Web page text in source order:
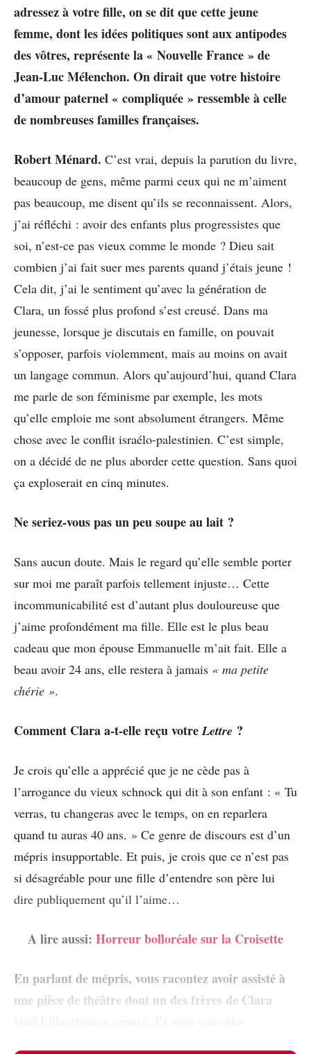
adressez à votre fille, on se dit que cette jeune
femme, dont les idées politiques sont aux antipodes
des vôtres, représente la « Nouvelle France » de
Jean-Luc Mélenchon. On dirait que votre histoire
d’amour paternel « compliquée » ressemble à celle
de nombreuses familles françaises.
Robert Ménard. C’est vrai, depuis la parution du livre,
beaucoup de gens, même parmi ceux qui ne m’aiment
pas beaucoup, me disent qu’ils se reconnaissent. Alors,
j’ai réfléchi : avoir des enfants plus progressistes que
soi, n’est-ce pas vieux comme le monde ? Dieu sait
combien j’ai fait suer mes parents quand j’étais jeune !
Cela dit, j’ai le sentiment qu’avec la génération de
Clara, un fossé plus profond s’est creusé. Dans ma
jeunesse, lorsque je discutais en famille, on pouvait
s’opposer, parfois violemment, mais au moins on avait
un langage commun. Alors qu’aujourd’hui, quand Clara
me parle de son féminisme par exemple, les mots
qu’elle emploie me sont absolument étrangers. Même
chose avec le conflit israélo-palestinien. C’est simple,
on a décidé de ne plus aborder cette question. Sans quoi
ça exploserait en cinq minutes.
Ne seriez-vous pas un peu soupe au lait ?
Sans aucun doute. Mais le regard qu’elle semble porter
sur moi me paraît parfois tellement injuste… Cette
incommunicabilité est d’autant plus douloureuse que
j’aime profondément ma fille. Elle est le plus beau
cadeau que mon épouse Emmanuelle m’ait fait. Elle a
beau avoir 24 ans, elle restera à jamais « ma petite
chérie ».
Comment Clara a-t-elle reçu votreLettre ?
Je crois qu’elle a apprécié que je ne cède pas à
l’arrogance du vieux schnock qui dit à son enfant : « Tu
verras, tu changeras avec le temps, on en reparlera
quand tu auras 40 ans. » Ce genre de discours est d’un
mépris insupportable. Et puis, je crois que ce n’est pas
si désagréable pour une fille d’entendre son père lui
dire publiquement qu’il l’aime…
A lire aussi: Horreur bolloréale sur la Croisette
En parlant de mépris, vous racontez avoir assisté à
une pièce de théâtre dont un des frères de Clara